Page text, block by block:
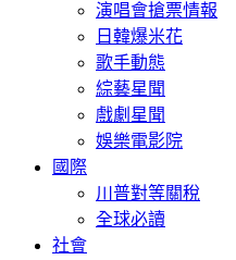
演唱會搶票情報
日韓爆米花
歌手動態
綜藝星聞
戲劇星聞
娛樂電影院
國際
川普對等關稅
全球必讀
社會